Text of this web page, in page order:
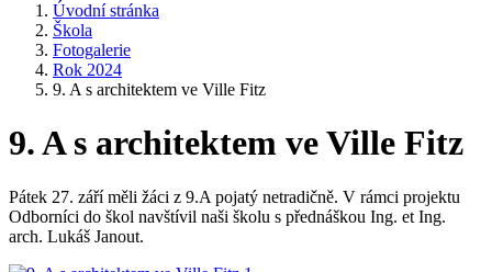
Úvodní stránka
Škola
Fotogalerie
Rok 2024
9. A s architektem ve Ville Fitz
9. A s architektem ve Ville Fitz
Pátek 27. září měli žáci z 9.A pojatý netradičně. V rámci projektu
Odborníci do škol navštívil naši školu s přednáškou Ing. et Ing.
arch. Lukáš Janout.